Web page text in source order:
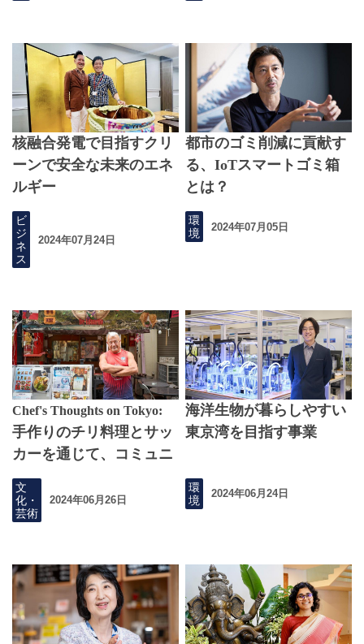
核融合発電で目指すクリ
ーンで安全な未来のエネ
ルギー
ビ
ジ
ネ
ス
2024年07月24日
都市のゴミ削減に貢献す
る、IoTスマートゴミ箱
とは？
環
境
2024年07月05日
Chef's Thoughts on Tokyo:
手作りのチリ料理とサッ
カーを通じて、コミュニ
ティを生み出す
文
化・
芸術
2024年06月26日
海洋生物が暮らしやすい
東京湾を目指す事業
環
境
2024年06月24日